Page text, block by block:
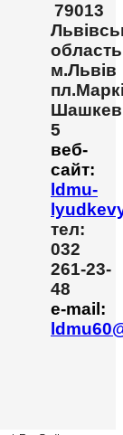
79013
область
м.Львів
5
веб-
сайт:
ldmu-
тел:
032
261-23-
48
e-mail: